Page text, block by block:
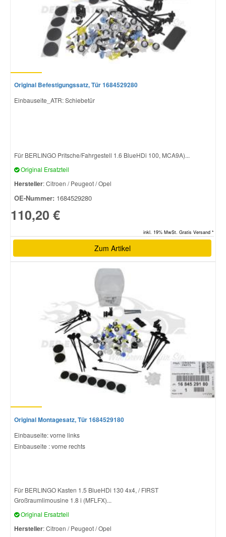
Original Befestigungssatz, Tür 1684529280
Einbauseite_ATR: Schiebetür
Für BERLINGO Pritsche/Fahrgestell 1.6 BlueHDi 100, MCA9A)...
Original Ersatzteil
Hersteller: Citroen / Peugeot / Opel
OE-Nummer: 1684529280
110,20 €
inkl. 19% MwSt. Gratis Versand *
Zum Artikel
Original Montagesatz, Tür 1684529180
Einbauseite: vorne links
Einbauseite : vorne rechts
Für BERLINGO Kasten 1.5 BlueHDi 130 4x4, / FIRST
Großraumlimousine 1.8 i (MFLFX)...
Original Ersatzteil
Hersteller: Citroen / Peugeot / Opel